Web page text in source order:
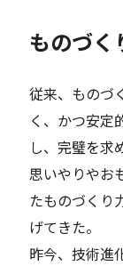
ものづく
従来、ものづ
く、かつ安定
し、完璧を求
思いやりやお
たものづくり
げてきた。
昨今、技術進